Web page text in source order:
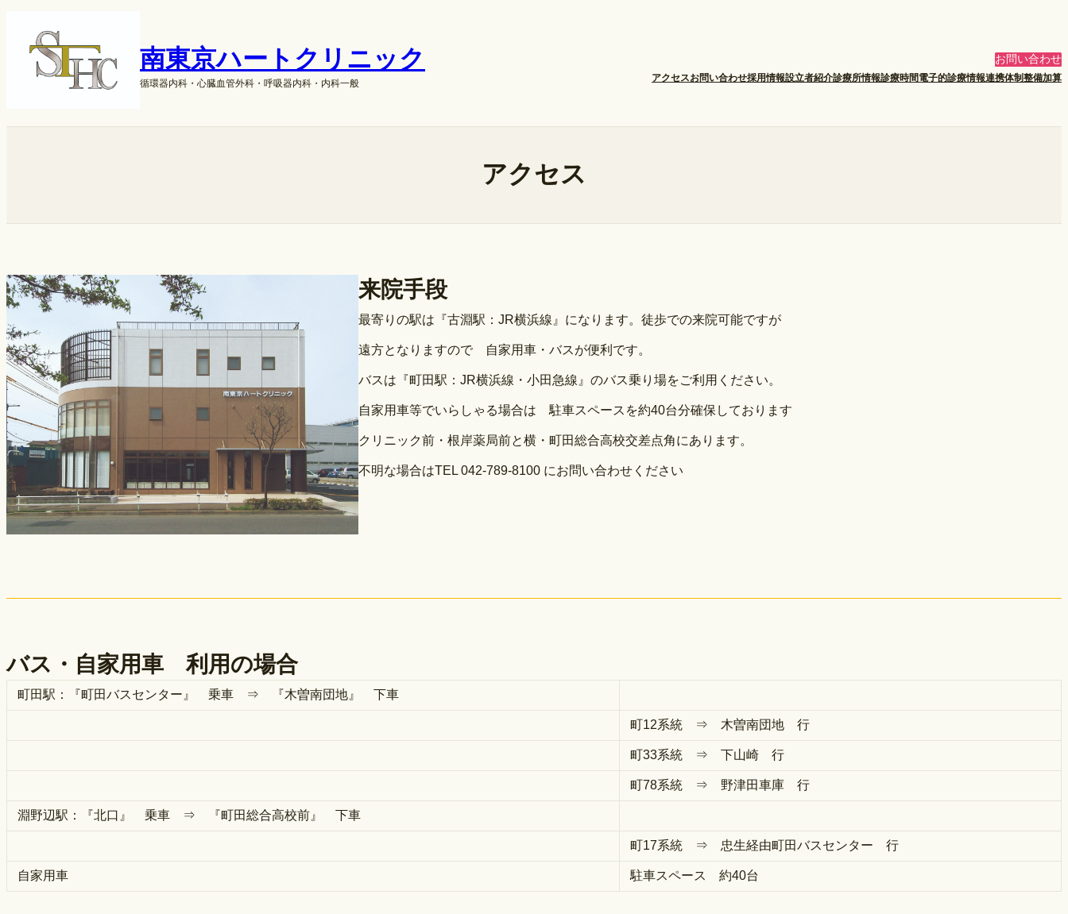
南東京ハートクリニック
循環器内科・心臓血管外科・呼吸器内科・内科一般
お問い合わせ
アクセスお問い合わせ採用情報設立者紹介診療所情報診療時間電子的診療情報連携体制整備加算
アクセス
来院手段
最寄りの駅は『古淵駅：JR横浜線』になります。徒歩での来院可能ですが
遠方となりますので 自家用車・バスが便利です。
バスは『町田駅：JR横浜線・小田急線』のバス乗り場をご利用ください。
自家用車等でいらしゃる場合は 駐車スペースを約40台分確保しております
クリニック前・根岸薬局前と横・町田総合高校交差点角にあります。
不明な場合はTEL 042-789-8100 にお問い合わせください
バス・自家用車 利用の場合
町田駅：『町田バスセンター』 乗車 ⇒ 『木曽南団地』 下車
町12系統 ⇒ 木曽南団地 行
町33系統 ⇒ 下山崎 行
町78系統 ⇒ 野津田車庫 行
淵野辺駅：『北口』 乗車 ⇒ 『町田総合高校前』 下車
町17系統 ⇒ 忠生経由町田バスセンター 行
自家用車 駐車スペース 約40台